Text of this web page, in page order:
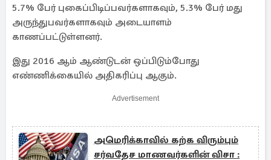
5.7% பேர் புகைப்பிடிப்பவர்களாகவும், 5.3% பேர் மது
அருந்துபவர்களாகவும் அடையாளம்
காணப்பட்டுள்ளனர்.
இது 2016 ஆம் ஆண்டுடன் ஒப்பிடும்போது
எண்ணிக்கையில் அதிகரிப்பு ஆகும்.
Advertisement
அமெரிக்காவில் கற்க விரும்பும்
சர்வதேச மாணவர்களின் விசா :